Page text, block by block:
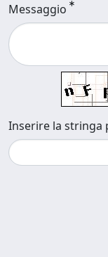
Messaggio
Inserire la stringa